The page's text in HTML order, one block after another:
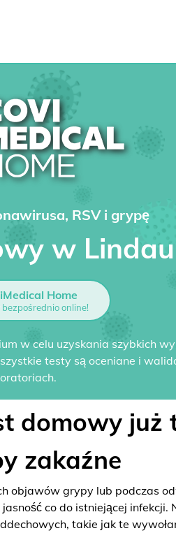
RSV i grypę
w Lindau
Home
online!
w celu uzyskania szybkich
testy są oceniane i
domowy już
zakaźne
objawów grypy lub podczas
co do istniejącej infekcji.
takie jak te